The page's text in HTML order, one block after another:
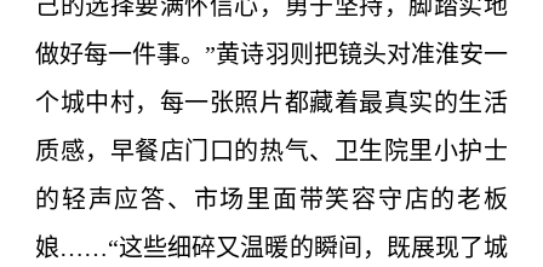
己的选择要满怀信心，勇于坚持，脚踏实地
做好每一件事。”黄诗羽则把镜头对准淮安一
个城中村，每一张照片都藏着最真实的生活
质感，早餐店门口的热气、卫生院里小护士
的轻声应答、市场里面带笑容守店的老板
娘……“这些细碎又温暖的瞬间，既展现了城